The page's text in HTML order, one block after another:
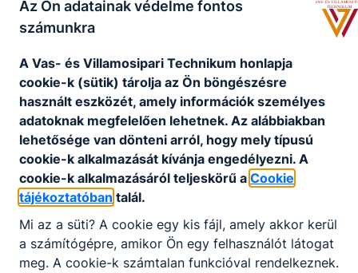
2026.08.25.
határidő
Jelentkezés
módja
Postai úton a Soproni SZC
Villamosipari Technikum címre
Sopron, Ferenczy János utca 7.)
beküldésével és/vagy elektronikus
bokor.akos@vasvill.hue-mail címre
Letölthető leírás az álláshirdetésről
Az Ön adatainak védelme fontos
számunkra
A Vas- és Villamosipari Technikum honlapja
cookie-k (sütik) tárolja az Ön böngészésre
használt eszközét, amely információk személyes
adatoknak megfelelően lehetnek. Az alábbiakban
lehetősége van dönteni arról, hogy mely típusú
cookie-k alkalmazását kívánja engedélyezni. A
cookie-k alkalmazásáról teljeskörű a Cookie
tájékoztatóban talál.
Mi az a süti? A cookie egy kis fájl, amely akkor kerül
a számítógépre, amikor Ön egy felhasználót látogat
meg. A cookie-k számtalan funkcióval rendelkeznek.